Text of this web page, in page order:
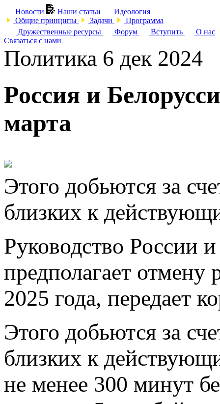
Новости Наши статьи
Идеология
Общие принципы
Задачи
Программа
Дружественные ресурсы
Форум Вступить
О нас
Связаться с нами
Политика 6 дек 2024
Россия и
марта
Этого добьются за
близких к
Руководство России
предполагает
2025 года, передает
Этого добьются за
близких к
не менее 300 минут